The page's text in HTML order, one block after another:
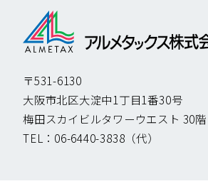
〒531-6130
大阪市北区大淀中1丁目1番30号
梅田スカイビルタワーウエスト 30階
TEL： 06-6440-3838 （代）